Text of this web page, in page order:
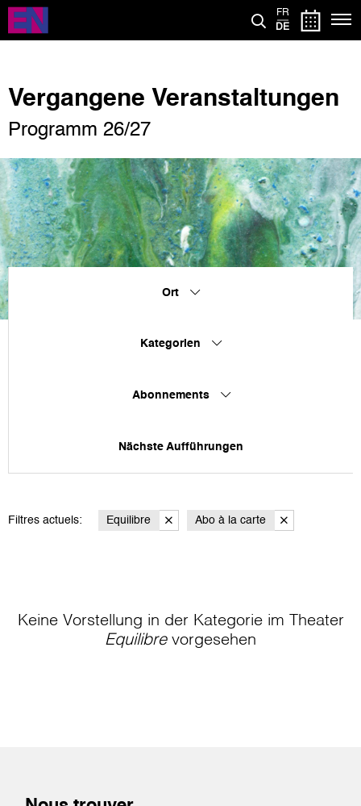
Direkt
zum
Inhalt
FR
DE
Vergangene Veranstaltungen
Programm 26/27
Ort
Kategorien
Abonnements
Nächste Aufführungen
Filtres actuels: Equilibre Abo à la carte
Keine Vorstellung in der Kategorie im Theater
Equilibrevorgesehen